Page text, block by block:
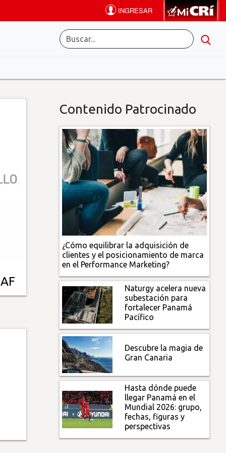
Contenido Patrocinado
¿Cómo equilibrar la adquisición de
clientes y el posicionamiento de marca
en el Performance Marketing?
Naturgy acelera nueva
subestación para
fortalecer Panamá
Pacífico
Descubre la magia de
Gran Canaria
Hasta dónde puede
llegar Panamá en el
Mundial 2026: grupo,
fechas, figuras y
perspectivas